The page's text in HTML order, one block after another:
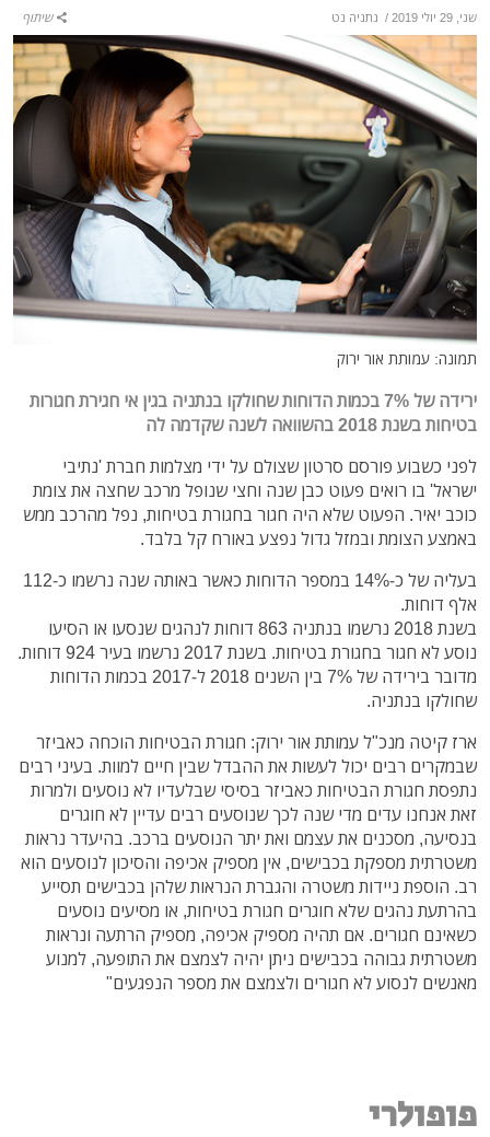
שני, 29 יולי 2019 / נתניה נט שיתוף
תמונה: עמותת אור ירוק
ירידה של 7% בכמות הדוחות שחולקו בנתניה בגין אי חגירת חגורות
בטיחות בשנת 2018 בהשוואה לשנה שקדמה לה
לפני כשבוע פורסם סרטון שצולם על ידי מצלמות חברת 'נתיבי
ישראל' בו רואים פעוט כבן שנה וחצי שנופל מרכב שחצה את צומת
כוכב יאיר. הפעוט שלא היה חגור בחגורת בטיחות, נפל מהרכב ממש
באמצע הצומת ובמזל גדול נפצע באורח קל בלבד.
בעליה של כ-14% במספר הדוחות כאשר באותה שנה נרשמו כ-112
אלף דוחות.
בשנת 2018 נרשמו בנתניה 863 דוחות לנהגים שנסעו או הסיעו
נוסע לא חגור בחגורת בטיחות. בשנת 2017 נרשמו בעיר 924 דוחות.
מדובר בירידה של 7% בין השנים 2018 ל-2017 בכמות הדוחות
שחולקו בנתניה.
ארז קיטה מנכ"ל עמותת אור ירוק: חגורת הבטיחות הוכחה כאביזר
שבמקרים רבים יכול לעשות את ההבדל שבין חיים למוות. בעיני רבים
נתפסת חגורת הבטיחות כאביזר בסיסי שבלעדיו לא נוסעים ולמרות
זאת אנחנו עדים מדי שנה לכך שנוסעים רבים עדיין לא חוגרים
בנסיעה, מסכנים את עצמם ואת יתר הנוסעים ברכב. בהיעדר נראות
משטרתית מספקת בכבישים, אין מספיק אכיפה והסיכון לנוסעים הוא
רב. הוספת ניידות משטרה והגברת הנראות שלהן בכבישים תסייע
בהרתעת נהגים שלא חוגרים חגורת בטיחות, או מסיעים נוסעים
כשאינם חגורים. אם תהיה מספיק אכיפה, מספיק הרתעה ונראות
משטרתית גבוהה בכבישים ניתן יהיה לצמצם את התופעה, למנוע
מאנשים לנסוע לא חגורים ולצמצם את מספר הנפגעים"
פופולרי